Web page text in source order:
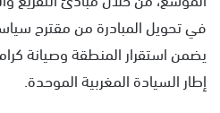
في تحويل المبادرة من مقترح
يضمن استقرار المنطقة وصيانة
إطار السيادة المغربية الموحدة.